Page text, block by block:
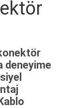
deneyime